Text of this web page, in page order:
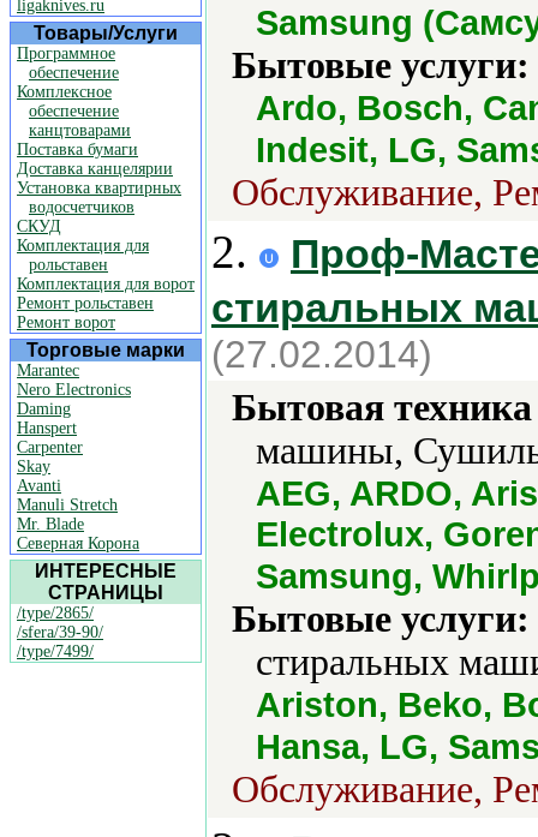
ligaknives.ru
Товары/Услуги
Программное
обеспечение
Комплексное
обеспечение
канцтоварами
Поставка бумаги
Доставка канцелярии
Установка квартирных
водосчетчиков
СКУД
Комплектация для
рольставен
Комплектация для ворот
Ремонт рольставен
Ремонт ворот
Торговые марки
Marantec
Nero Electronics
Daming
Hanspert
Carpenter
Skay
Avanti
Manuli Stretch
Mr. Blade
Северная Корона
ИНТЕРЕСНЫЕ
СТРАНИЦЫ
/type/2865/
/sfera/39-90/
/type/7499/
Samsung
Бытовые услуги:
Ardo, Bosch,
Indesit, LG,
Обслуживание,
2.
Проф-
стиральных
(27.02.2014)
Бытовая
машины,
AEG, ARDO,
Electrolux,
Samsung,
Бытовые услуги:
стиральных
Ariston, Beko,
Hansa, LG,
Обслуживание,